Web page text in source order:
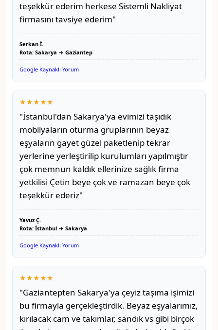
teşekkür ederim herkese Sistemli Nakliyat
firmasını tavsiye ederim"
Serkan İ.
Rota: Sakarya → Gaziantep
Google Kaynaklı Yorum
★★★★★
"İstanbul'dan Sakarya'ya evimizi taşıdık
mobilyaların oturma gruplarının beyaz
eşyaların gayet güzel paketlenip tekrar
yerlerine yerleştirilip kurulumları yapılmıştır
çok memnun kaldık ellerinize sağlık firma
yetkilisi Çetin beye çok ve ramazan beye çok
teşekkür ederiz"
Yavuz Ç.
Rota: İstanbul → Sakarya
Google Kaynaklı Yorum
★★★★★
"Gaziantepten Sakarya'ya çeyiz taşıma işimizi
bu firmayla gerçekleştirdik. Beyaz eşyalarımız,
kırılacak cam ve takımlar, sandık vs gibi birçok